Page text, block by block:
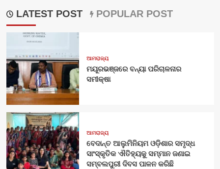
LATEST POST POPULAR POST
ଆମରାଜ୍ୟ
ମୟୂରଭଞ୍ଜରେ ବନ୍ୟା ପରିଚାଳନାର
ସମୀକ୍ଷା
ଆମରାଜ୍ୟ
ବେଦାନ୍ତ ଆଲୁମିନିୟମ ଓଡ଼ିଶାର ସମୃଦ୍ଧ
ସାଂସ୍କୃତିକ ଐତିହ୍ୟକୁ ସମ୍ମାନ ଜଣାଇ
ସମ୍ବଲପୁରୀ ଦିବସ ପାଳନ କରିଛି